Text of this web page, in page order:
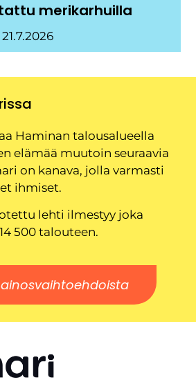
merikarhuilla
21.7.2026
Haminan talousalueella
elämää muutoin seuraavia
on kanava, jolla varmasti
ihmiset.
lehti ilmestyy joka
500 talouteen.